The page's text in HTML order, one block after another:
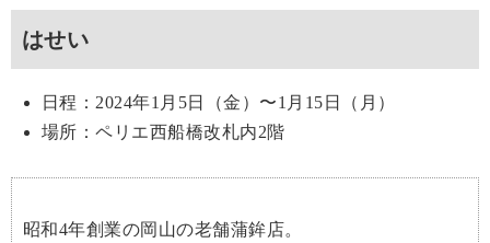
はせい
日程：2024年1月5日（金）〜1月15日（月）
場所：ペリエ西船橋改札内2階
昭和4年創業の岡山の老舗蒲鉾店。